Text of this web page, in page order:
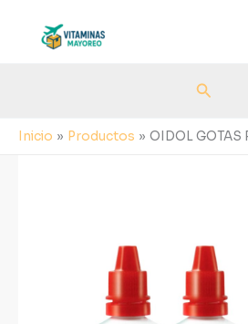
contenido
Buscar
Inicio Productos OIDOL GOTAS